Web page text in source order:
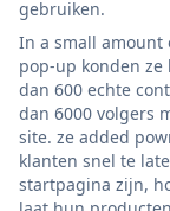
gebruiken.
In a small amount
pop-up konden ze
dan 600 echte
dan 6000 volgers
site. ze added
klanten snel te
startpagina zijn,